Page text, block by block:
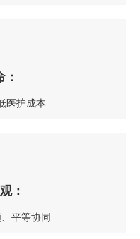
医护成本
：
平等协同